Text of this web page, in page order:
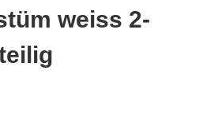
weiss 2-